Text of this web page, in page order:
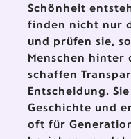
Schönheit
finden nicht nur
und prüfen sie,
Menschen hinter
schaffen
Entscheidung.
Geschichte und
oft für